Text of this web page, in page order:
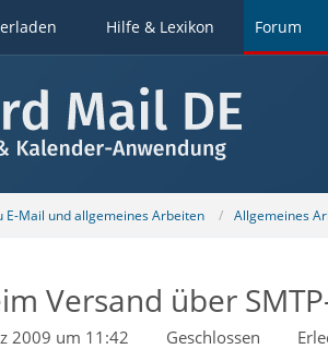
Hilfe & Lexikon Forum
E-Mail und allgemeines Arbeiten Allgemeines
Versand über
2009 um 11:42 Geschlossen